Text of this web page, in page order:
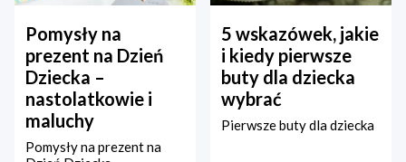
Pomysły na
prezent na Dzień
Dziecka –
nastolatkowie i
maluchy
Pomysły na prezent na
5 wskazówek, jakie
i kiedy pierwsze
buty dla dziecka
wybrać
Pierwsze buty dla dziecka